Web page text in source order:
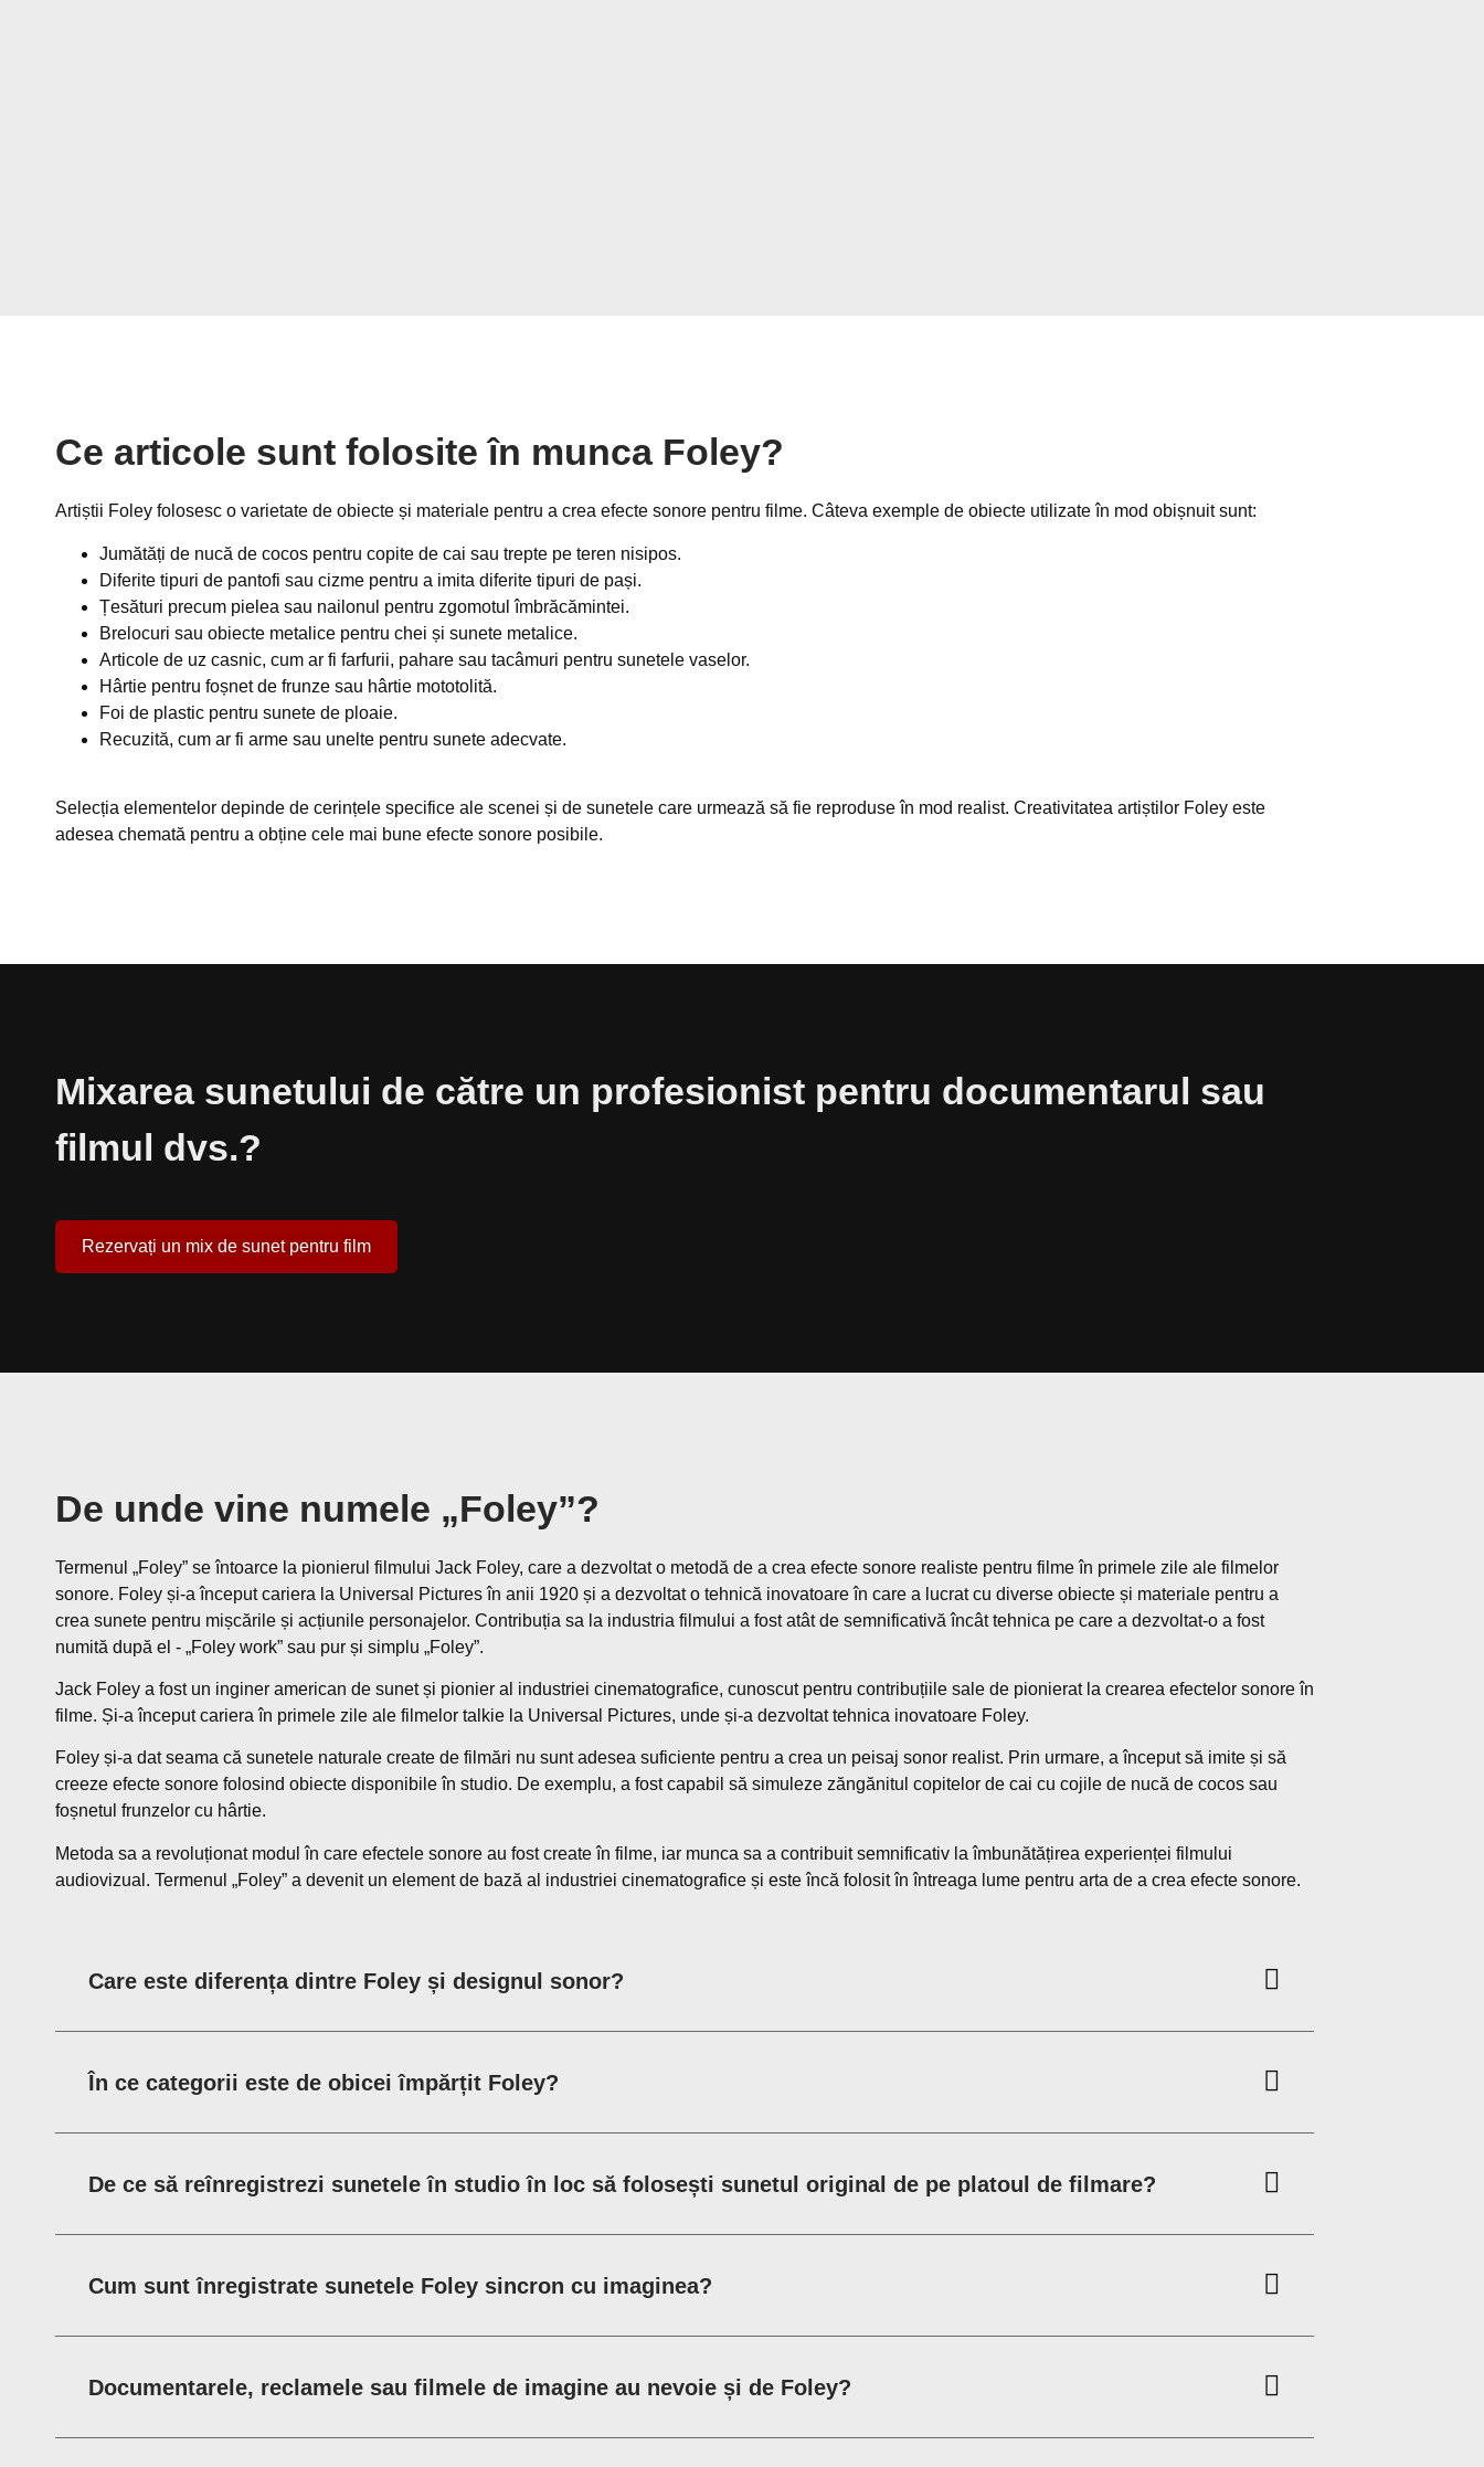
Ce articole sunt folosite în munca Foley?
Artiștii Foley folosesc o varietate de obiecte și materiale pentru a crea efecte sonore pentru filme. Câteva exemple de obiecte utilizate în mod obișnuit sunt:
Jumătăți de nucă de cocos pentru copite de cai sau trepte pe teren nisipos.
Diferite tipuri de pantofi sau cizme pentru a imita diferite tipuri de pași.
Țesături precum pielea sau nailonul pentru zgomotul îmbrăcămintei.
Brelocuri sau obiecte metalice pentru chei și sunete metalice.
Articole de uz casnic, cum ar fi farfurii, pahare sau tacâmuri pentru sunetele vaselor.
Hârtie pentru foșnet de frunze sau hârtie mototolită.
Foi de plastic pentru sunete de ploaie.
Recuzită, cum ar fi arme sau unelte pentru sunete adecvate.
Selecția elementelor depinde de cerințele specifice ale scenei și de sunetele care urmează să fie reproduse în mod realist. Creativitatea artiștilor Foley este
adesea chemată pentru a obține cele mai bune efecte sonore posibile.
Mixarea sunetului de către un profesionist pentru documentarul sau
filmul dvs.?
Rezervați un mix de sunet pentru film
De unde vine numele „Foley”?
Termenul „Foley” se întoarce la pionierul filmului Jack Foley, care a dezvoltat o metodă de a crea efecte sonore realiste pentru filme în primele zile ale filmelor
sonore. Foley și-a început cariera la Universal Pictures în anii 1920 și a dezvoltat o tehnică inovatoare în care a lucrat cu diverse obiecte și materiale pentru a
crea sunete pentru mișcările și acțiunile personajelor. Contribuția sa la industria filmului a fost atât de semnificativă încât tehnica pe care a dezvoltat-o ​​a fost
numită după el - „Foley work” sau pur și simplu „Foley”.
Jack Foley a fost un inginer american de sunet și pionier al industriei cinematografice, cunoscut pentru contribuțiile sale de pionierat la crearea efectelor sonore în
filme. Și-a început cariera în primele zile ale filmelor talkie la Universal Pictures, unde și-a dezvoltat tehnica inovatoare Foley.
Foley și-a dat seama că sunetele naturale create de filmări nu sunt adesea suficiente pentru a crea un peisaj sonor realist. Prin urmare, a început să imite și să
creeze efecte sonore folosind obiecte disponibile în studio. De exemplu, a fost capabil să simuleze zăngănitul copitelor de cai cu cojile de nucă de cocos sau
foșnetul frunzelor cu hârtie.
Metoda sa a revoluționat modul în care efectele sonore au fost create în filme, iar munca sa a contribuit semnificativ la îmbunătățirea experienței filmului
audiovizual. Termenul „Foley” a devenit un element de bază al industriei cinematografice și este încă folosit în întreaga lume pentru arta de a crea efecte sonore.
Care este diferența dintre Foley și designul sonor?
În ce categorii este de obicei împărțit Foley?
De ce să reînregistrezi sunetele în studio în loc să folosești sunetul original de pe platoul de filmare?
Cum sunt înregistrate sunetele Foley sincron cu imaginea?
Documentarele, reclamele sau filmele de imagine au nevoie și de Foley?